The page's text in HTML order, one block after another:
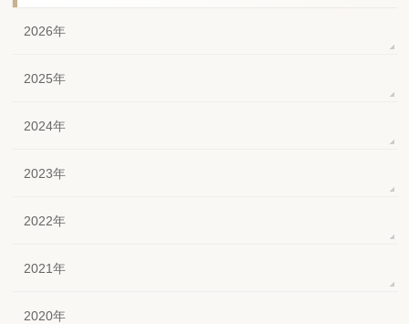
2026年
2025年
2024年
2023年
2022年
2021年
2020年